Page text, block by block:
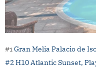
#1Gran Melia Palacio de
#2 H10 Atlantic Sunset,